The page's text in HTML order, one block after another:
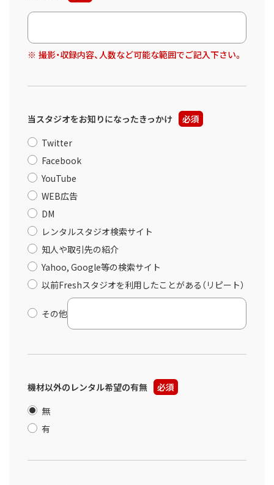
撮影・収録内容、人数など可能な範囲でご記入下さい。
当スタジオをお知りになったきっかけ
必須
Twitter
Facebook
YouTube
WEB広告
DM
レンタルスタジオ検索サイト
知人や取引先の紹介
Yahoo, Google等の検索サイト
以前Freshスタジオを利用したことがある（リピート）
その他
機材以外のレンタル希望の有無
必須
無
有